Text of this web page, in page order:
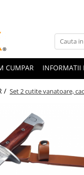
CUMPAR INFORMATII
/ Set 2 cutite vanatoare,